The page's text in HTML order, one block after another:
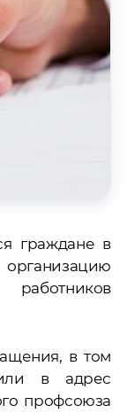
граждане в
в том
в адрес
профсоюза